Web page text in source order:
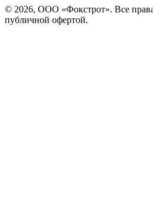
© 2026, ООО «Фокстрот». Все
публичной офертой.